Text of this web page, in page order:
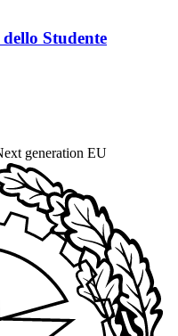
Studente